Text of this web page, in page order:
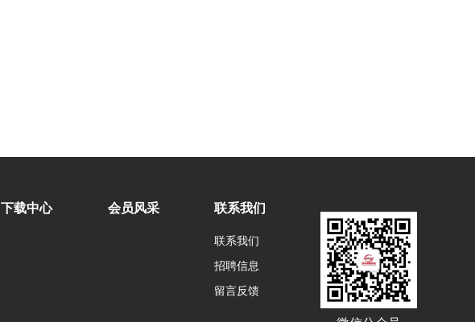
下载中心 会员风采 联系我们
联系我们
招聘信息
留言反馈